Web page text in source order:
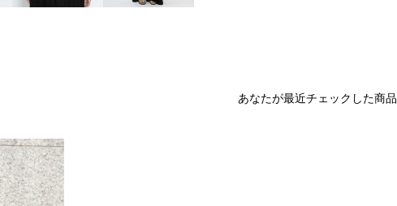
あなたが最近チェックした商品